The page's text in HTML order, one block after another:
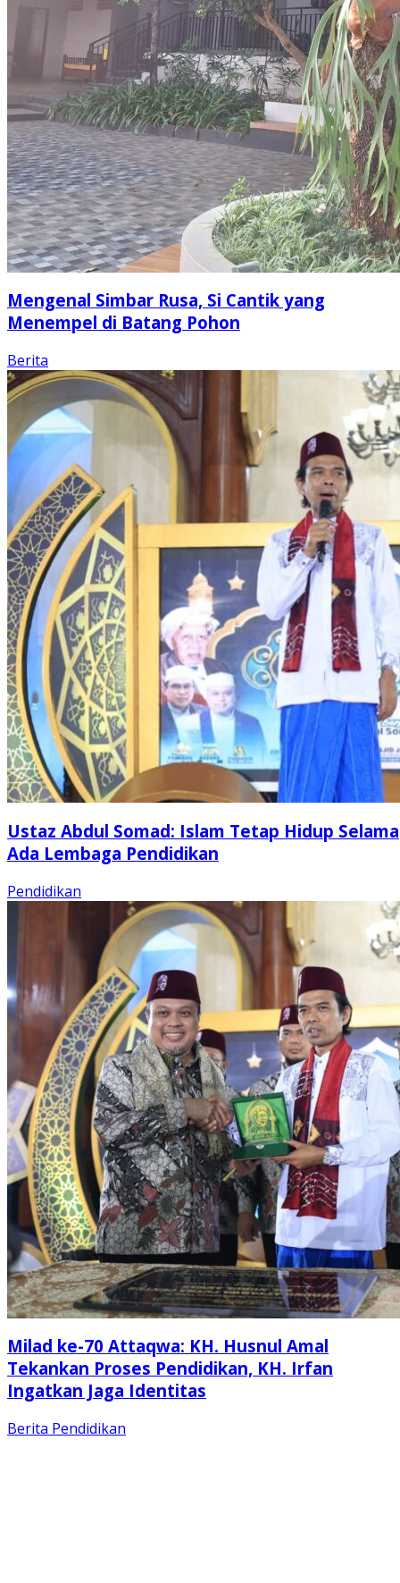
Mengenal Simbar Rusa, Si Cantik yang
Menempel di Batang Pohon
Berita
Ustaz Abdul Somad: Islam Tetap Hidup Selama
Ada Lembaga Pendidikan
Pendidikan
Milad ke-70 Attaqwa: KH. Husnul Amal
Tekankan Proses Pendidikan, KH. Irfan
Ingatkan Jaga Identitas
Berita Pendidikan